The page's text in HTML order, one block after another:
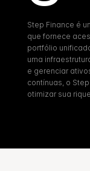
Step Finance é
que fornece
portfólio
uma
e gerenciar
contínuas, o
otimizar sua